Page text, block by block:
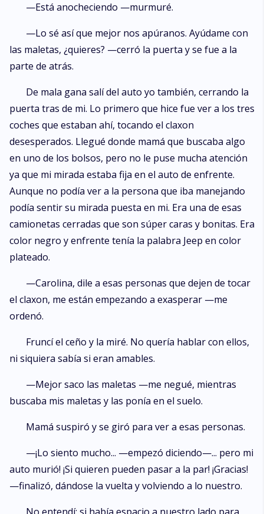
—Está anocheciendo —murmuré.
—Lo sé así que mejor nos apúranos. Ayúdame con
las maletas, ¿quieres? —cerró la puerta y se fue a la
parte de atrás.
De mala gana salí del auto yo también, cerrando la
puerta tras de mi. Lo primero que hice fue ver a los tres
coches que estaban ahí, tocando el claxon
desesperados. Llegué donde mamá que buscaba algo
en uno de los bolsos, pero no le puse mucha atención
ya que mi mirada estaba fija en el auto de enfrente.
Aunque no podía ver a la persona que iba manejando
podía sentir su mirada puesta en mi. Era una de esas
camionetas cerradas que son súper caras y bonitas. Era
color negro y enfrente tenía la palabra Jeep en color
plateado.
—Carolina, dile a esas personas que dejen de tocar
el claxon, me están empezando a exasperar —me
ordenó.
Fruncí el ceño y la miré. No quería hablar con ellos,
ni siquiera sabía si eran amables.
—Mejor saco las maletas —me negué, mientras
buscaba mis maletas y las ponía en el suelo.
Mamá suspiró y se giró para ver a esas personas.
—¡Lo siento mucho... —empezó diciendo—... pero mi
auto murió! ¡Si quieren pueden pasar a la par! ¡Gracias!
—finalizó, dándose la vuelta y volviendo a lo nuestro.